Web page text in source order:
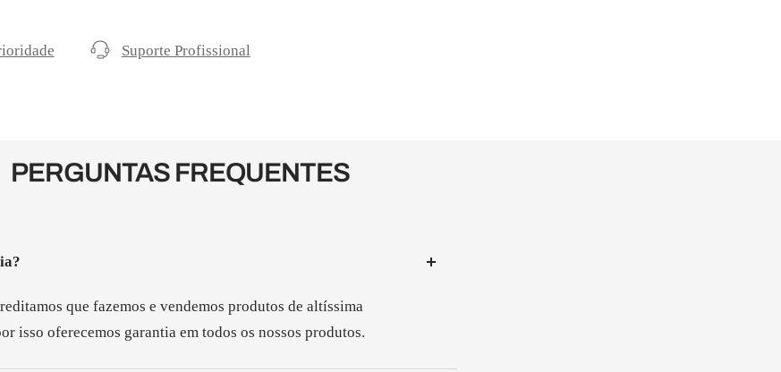
Suporte Profissional
PERGUNTAS FREQUENTES
que fazemos e vendemos produtos de altíssima
isso oferecemos garantia em todos os nossos produtos.